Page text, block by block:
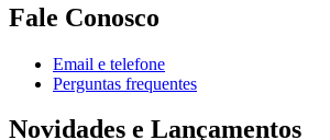
Fale Conosco
Email e telefone
Perguntas frequentes
Novidades e Lançamentos